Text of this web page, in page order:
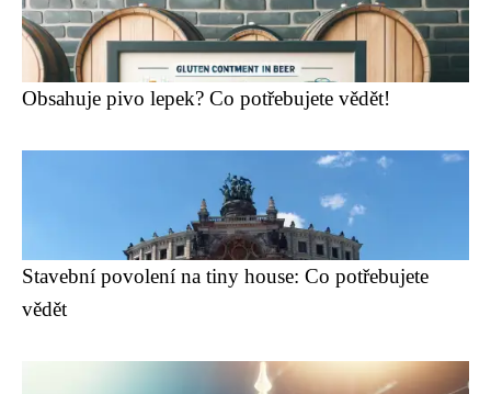
Obsahuje pivo lepek? Co potřebujete vědět!
Stavební povolení na tiny house: Co potřebujete
vědět